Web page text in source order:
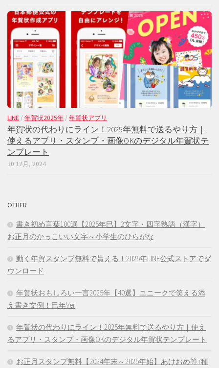
LINE / 年賀状2025年/ 年賀状アプリ
年賀状の代わりにライン！2025年無料で送るやり方｜
使えるアプリ・スタンプ・画像OKのデジタル年賀状テ
ンプレート
30 12月, 2024
OTHER
書き初め言葉100選【2025年巳】2文字・四字熟語（漢字）
お正月のかっこいい文字～小学生のひらがな
動く年賀スタンプ無料で貰える！2025年LINE公式ストアでダ
ウンロード
年賀状おもしろい一言2025年【40選】ユニークで笑える添
え書き文例！巳年Ver
年賀状の代わりにライン！2025年無料で送るやり方｜使え
るアプリ・スタンプ・画像OKのデジタル年賀状テンプレート
お正月スタンプ無料【2024年末～2025年始】あけおめ等7種